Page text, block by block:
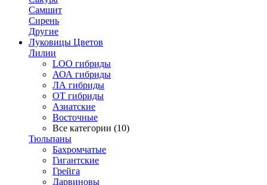
Самшит
Сирень
Другие
Луковицы Цветов
Лилии
LOO гибриды
АОА гибриды
ЛА гибриды
ОТ гибриды
Азиатские
Восточные
Все категории (10)
Тюльпаны
Бахромчатые
Гигантские
Грейга
Дарвиновы